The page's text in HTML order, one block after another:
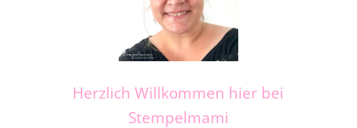
Herzlich Willkommen hier bei
Stempelmami